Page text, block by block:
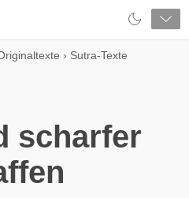
› Sutra-Texte
scharfer